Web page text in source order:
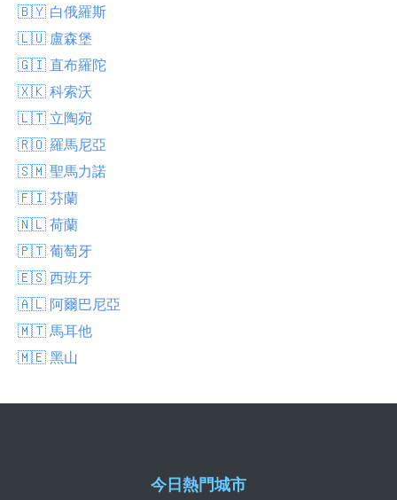
🇧🇾 白俄羅斯
🇱🇺 盧森堡
🇬🇮 直布羅陀
🇽🇰 科索沃
🇱🇹 立陶宛
🇷🇴 羅馬尼亞
🇸🇲 聖馬力諾
🇫🇮 芬蘭
🇳🇱 荷蘭
🇵🇹 葡萄牙
🇪🇸 西班牙
🇦🇱 阿爾巴尼亞
🇲🇹 馬耳他
🇲🇪 黑山
今日熱門城市